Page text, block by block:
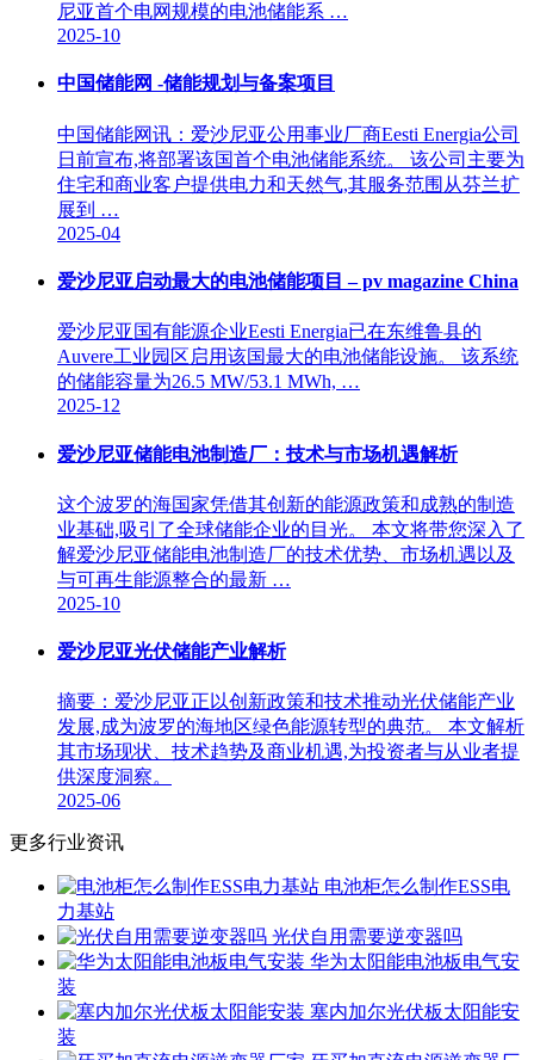
尼亚首个电网规模的电池储能系 …
2025-10
中国储能网 -储能规划与备案项目
中国储能网讯：爱沙尼亚公用事业厂商Eesti Energia公司
日前宣布,将部署该国首个电池储能系统。 该公司主要为
住宅和商业客户提供电力和天然气,其服务范围从芬兰扩
展到 …
2025-04
爱沙尼亚启动最大的电池储能项目 – pv magazine China
爱沙尼亚国有能源企业Eesti Energia已在东维鲁县的
Auvere工业园区启用该国最大的电池储能设施。 该系统
的储能容量为26.5 MW/53.1 MWh, …
2025-12
爱沙尼亚储能电池制造厂：技术与市场机遇解析
这个波罗的海国家凭借其创新的能源政策和成熟的制造
业基础,吸引了全球储能企业的目光。 本文将带您深入了
解爱沙尼亚储能电池制造厂的技术优势、市场机遇以及
与可再生能源整合的最新 …
2025-10
爱沙尼亚光伏储能产业解析
摘要：爱沙尼亚正以创新政策和技术推动光伏储能产业
发展,成为波罗的海地区绿色能源转型的典范。 本文解析
其市场现状、技术趋势及商业机遇,为投资者与从业者提
供深度洞察。
2025-06
更多行业资讯
电池柜怎么制作ESS电
力基站
光伏自用需要逆变器吗
华为太阳能电池板电气安
装
塞内加尔光伏板太阳能安
装